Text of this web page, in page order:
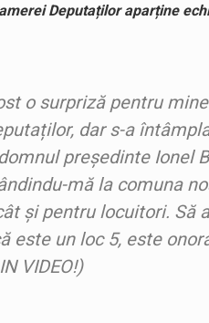
Deputaților aparține
o surpriză pentru
dar s-a
președinte Ionel
mă la comuna
și pentru locuitori. Să
este un loc 5, este
VIDEO!)